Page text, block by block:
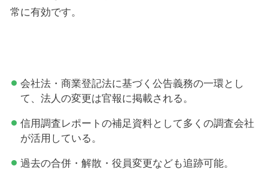
常に有効です。
会社法・商業登記法に基づく公告義務の一環とし
て、法人の変更は官報に掲載される。
信用調査レポートの補足資料として多くの調査会社
が活用している。
過去の合併・解散・役員変更なども追跡可能。